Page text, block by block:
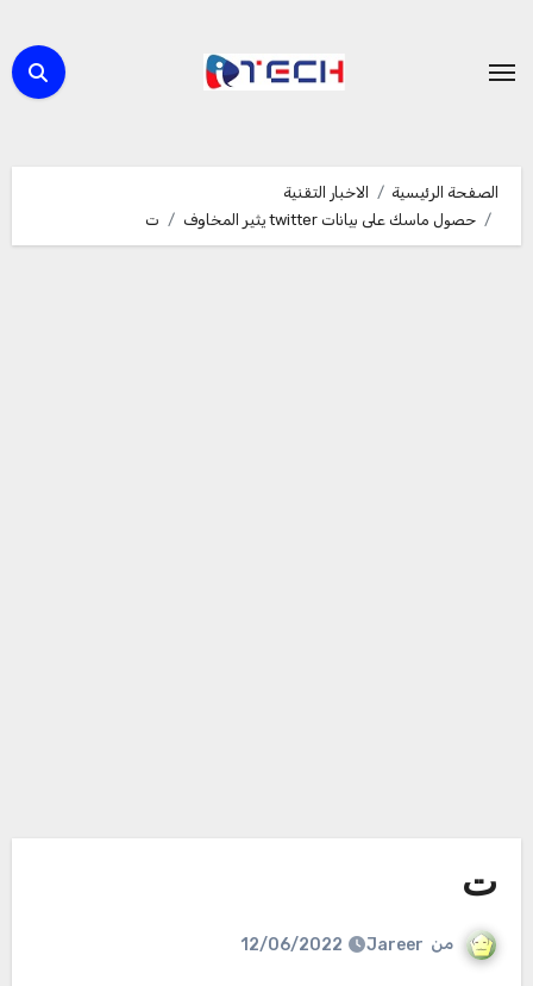
المحتوى
الصفحة الرئيسية
الاخبار التقنية
حصول ماسك على بيانات twitter يثير المخاوف
ت
ت
من Jareer
12/06/2022